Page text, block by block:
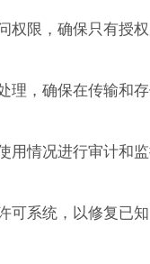
权限，确保只有授
理，确保在传输和
用情况进行审计和
可系统，以修复已